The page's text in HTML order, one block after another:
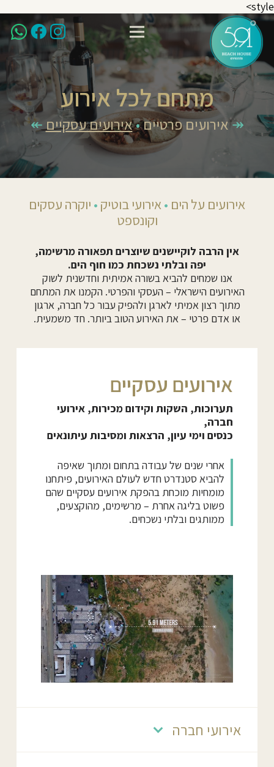
style>
מתחם לכל אירוע
↠אירועים פרטיים•אירועים עסקיים↞
אירועים על הים •אירועי בוטיק • יוקרה עסקים
וקונספט
אין הרבה לוקיישנים שיוצרים תפאורה מרשימה,
יפה ובלתי נשכחת כמו חוף הים.
אנו שמחים להביא בשורה אמיתית וחדשנית לשוק
האירועים הישראלי – העסקי והפרטי. הקמנו את המתחם
מתוך רצון אמיתי לארגן ולהפיק עבור כל חברה, ארגון
או אדם פרטי – את האירוע הטוב ביותר. חד משמעית.
אירועים עסקיים
תערוכות, השקות וקידום מכירות, אירועי
חברה,
כנסים וימי עיון, הרצאות ומסיבות עיתונאים
אחרי שנים של עבודה בתחום ומתוך שאיפה
להביא סטנדרט חדש לעולם האירועים, פיתחנו
מומחיות מוכחת בהפקת אירועים עסקיים שהם
פשוט בליגה אחרת – מרשימים, מהוקצעים,
ממותגים ובלתי נשכחים.
אירועי חברה